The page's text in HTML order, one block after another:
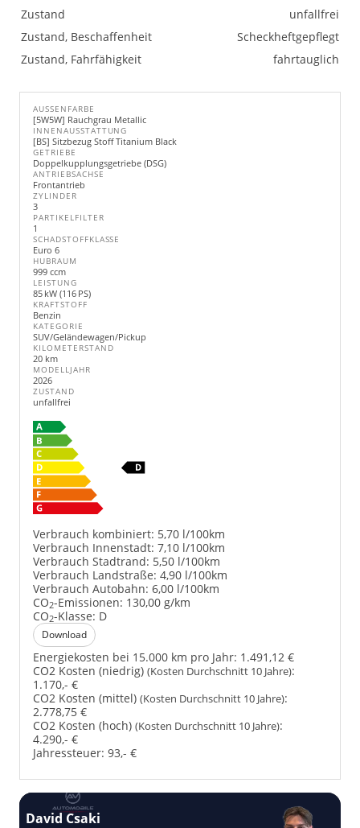
Zustand
unfallfrei
Zustand, Beschaffenheit
Scheckheftgepflegt
Zustand, Fahrfähigkeit
fahrtauglich
AUSSENFARBE
[5W5W] Rauchgrau Metallic
INNENAUSSTATTUNG
[BS] Sitzbezug Stoff Titanium Black
GETRIEBE
Doppelkupplungsgetriebe (DSG)
ANTRIEBSACHSE
Frontantrieb
ZYLINDER
3
PARTIKELFILTER
1
SCHADSTOFFKLASSE
Euro 6
HUBRAUM
999 ccm
LEISTUNG
85 kW (116 PS)
KRAFTSTOFF
Benzin
KATEGORIE
SUV/Geländewagen/Pickup
KILOMETERSTAND
20 km
MODELLJAHR
2026
ZUSTAND
unfallfrei
Verbrauch kombiniert: 5,70 l/100km
Verbrauch Innenstadt: 7,10 l/100km
Verbrauch Stadtrand: 5,50 l/100km
Verbrauch Landstraße: 4,90 l/100km
Verbrauch Autobahn: 6,00 l/100km
CO2-Emissionen: 130,00 g/km
CO2-Klasse: D
Download
Energiekosten bei 15.000 km pro Jahr: 1.491,12 €
CO2 Kosten (niedrig) (Kosten Durchschnitt 10 Jahre):
1.170,- €
CO2 Kosten (mittel) (Kosten Durchschnitt 10 Jahre):
2.778,75 €
CO2 Kosten (hoch) (Kosten Durchschnitt 10 Jahre):
4.290,- €
Jahressteuer: 93,- €
David Csaki